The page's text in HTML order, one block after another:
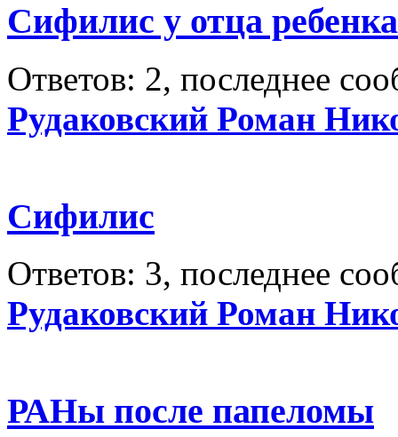
Сифилис у отца ребенка
Ответов: 2, последнее
Рудаковский Роман
Сифилис
Ответов: 3, последнее
Рудаковский Роман
РАНы после папеломы